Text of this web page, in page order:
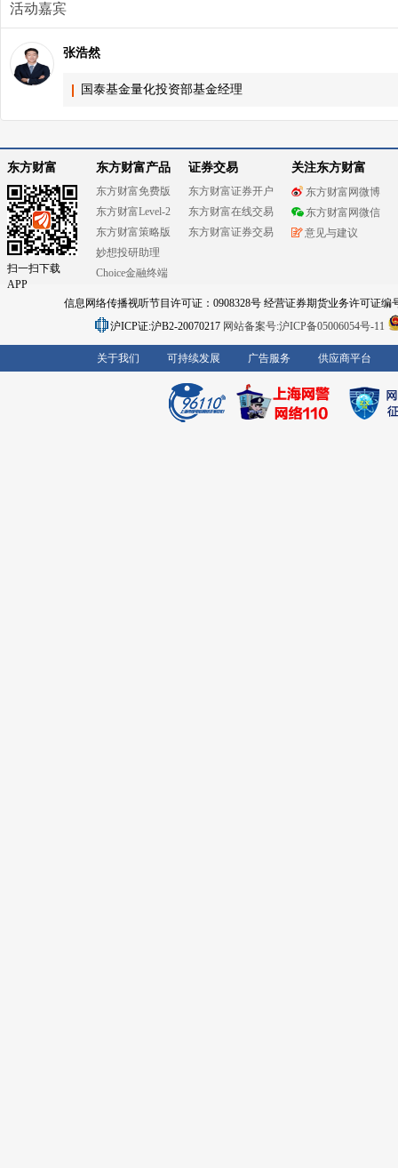
活动嘉宾
张浩然
国泰基金量化投资部基金经理
东方财富
扫一扫下载
APP
东方财富产品
东方财富免费版
东方财富Level-2
东方财富策略版
妙想投研助理
Choice金融终端
证券交易
东方财富证券开户
东方财富在线交易
东方财富证券交易
关注东方财富
东方财富网微博
东方财富网微信
意见与建议
信息网络传播视听节目许可证：0908328号 经营证券期货业务许可证编
沪ICP证:沪B2-20070217 网站备案号:沪ICP备05006054号-11
关于我们 可持续发展 广告服务 供应商平台